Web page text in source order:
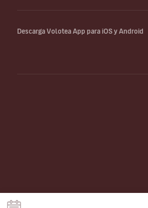
Descarga Volotea App para iOS y Android